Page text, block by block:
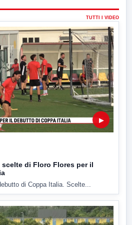
TUTTI I VIDEO
▶
di Floro Flores per il
di Coppa Italia. Scelte...